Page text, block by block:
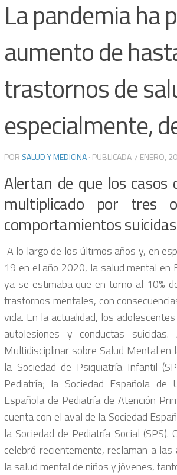
La pandemia ha
aumento de
trastornos de
especialmente,
POR SALUD Y MEDICINA· PUBLICADA7 ENERO,
Alertan de que los casos
multiplicado por tres
comportamientos
A lo largo de los últimos años y, en
19 en el año 2020, la salud mental en
ya se estimaba que en torno al 10%
trastornos mentales, con
vida. En la actualidad, los
autolesiones y conductas
Multidisciplinar sobre Salud Mental
la Sociedad de Psiquiatría Infantil
Pediatría; la Sociedad Española de
Española de Pediatría de Atención
cuenta con el aval de la Sociedad
la Sociedad de Pediatría Social
celebró recientemente, reclaman a
la salud mental de niños y jóvenes,